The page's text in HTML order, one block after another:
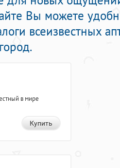
Вы можете
всеизвестных
в мире
Купить